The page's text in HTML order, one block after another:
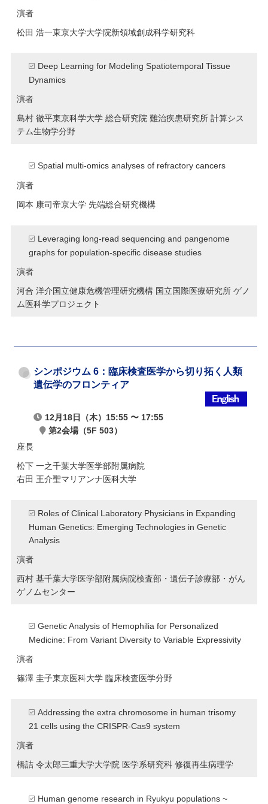
演者
松田 浩一東京大学大学院新領域創成科学研究科
Deep Learning for Modeling Spatiotemporal Tissue
Dynamics
演者
島村 徹平東京科学大学 総合研究院 難治疾患研究所 計算シス
テム生物学分野
Spatial multi-omics analyses of refractory cancers
演者
岡本 康司帝京大学 先端総合研究機構
Leveraging long-read sequencing and pangenome
graphs for population-specific disease studies
演者
河合 洋介国立健康危機管理研究機構 国立国際医療研究所 ゲノ
ム医科学プロジェクト
シンポジウム 6：臨床検査医学から切り拓く人類
遺伝学のフロンティア
12月18日（木）15:55 〜 17:55
第2会場（5F 503）
座長
松下 一之千葉大学医学部附属病院
右田 王介聖マリアンナ医科大学
Roles of Clinical Laboratory Physicians in Expanding
Human Genetics: Emerging Technologies in Genetic
Analysis
演者
西村 基千葉大学医学部附属病院検査部・遺伝子診療部・がん
ゲノムセンター
Genetic Analysis of Hemophilia for Personalized
Medicine: From Variant Diversity to Variable Expressivity
演者
篠澤 圭子東京医科大学 臨床検査医学分野
Addressing the extra chromosome in human trisomy
21 cells using the CRISPR-Cas9 system
演者
橋詰 令太郎三重大学大学院 医学系研究科 修復再生病理学
Human genome research in Ryukyu populations ~